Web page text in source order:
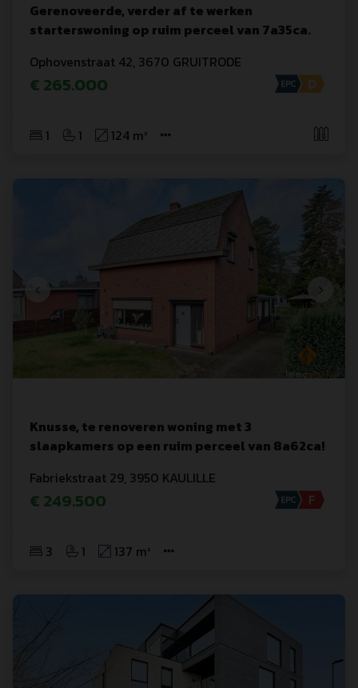
Gerenoveerde, verder af te werken
starterswoning op ruim perceel van 7a35ca.
Ophovenstraat 42, 3670 GRUITRODE
€ 265.000
1 1 124 m²
Knusse, te renoveren woning met 3
slaapkamers op een ruim perceel van 8a62ca!
Fabriekstraat 29, 3950 KAULILLE
€ 249.500
3 1 137 m²